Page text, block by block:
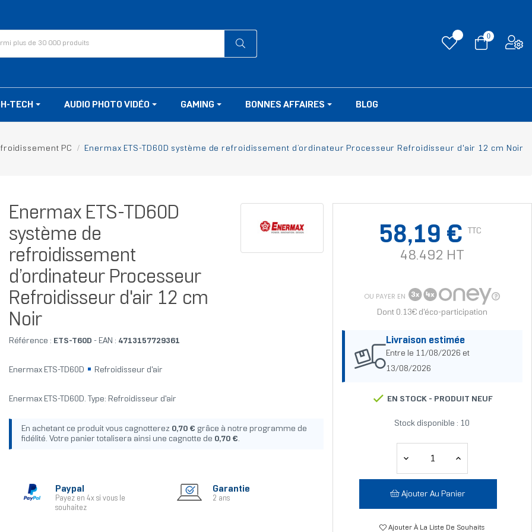
0
TECH AUDIO PHOTO VIDÉO GAMING BONNES AFFAIRES BLOG
PC Enermax ETS-TD60D système de refroidissement d’ordinateur Processeur Refroidisseur d'air 12 cm Noir
Enermax ETS-TD60D
système de
refroidissement
d’ordinateur Processeur
Refroidisseur d'air 12 cm
Noir
Référence : ETS-T60D - EAN : 4713157729361
Enermax ETS-TD60D Refroidisseur d'air
Enermax ETS-TD60D. Type: Refroidisseur d'air
En achetant ce produit vous cagnotterez 0,70 € grâce à notre programme de
fidélité. Votre panier totalisera ainsi une cagnotte de 0,70 €.
Paypal
Payez en 4x si vous le
souhaitez
Garantie
2 ans
58,19 € TTC
48.492 HT
OU PAYER EN
Dont 0.13€ d'éco-participation
Livraison estimée
Entre le 11/08/2026 et
13/08/2026
EN STOCK - PRODUIT NEUF
Stock disponible : 10
Ajouter Au Panier
Ajouter À La Liste De Souhaits